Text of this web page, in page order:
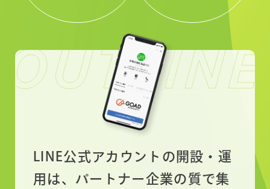
LINE公式アカウントの開設・運
用は、 パートナー企業の質で集